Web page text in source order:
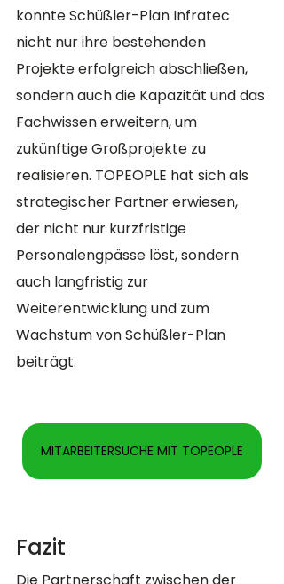
konnte Schüßler-Plan Infratec
nicht nur ihre bestehenden
Projekte erfolgreich abschließen,
sondern auch die Kapazität und das
Fachwissen erweitern, um
zukünftige Großprojekte zu
realisieren. TOPEOPLE hat sich als
strategischer Partner erwiesen,
der nicht nur kurzfristige
Personalengpässe löst, sondern
auch langfristig zur
Weiterentwicklung und zum
Wachstum von Schüßler-Plan
beiträgt.
MITARBEITERSUCHE MIT TOPEOPLE
Fazit
Die Partnerschaft zwischen der